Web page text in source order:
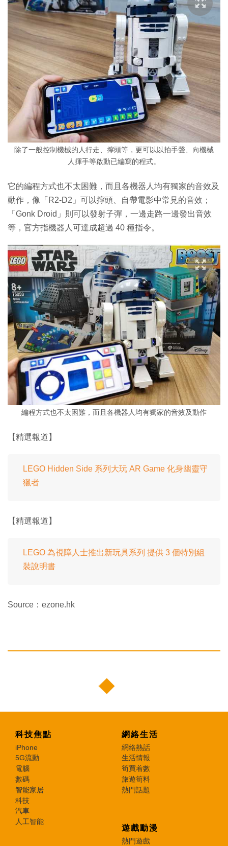
除了一般控制機械的人行走、擰頭等，更可以以拍手聲、向機械
人揮手等啟動已編寫的程式。
它的編程方式也不太困難，而且各機器人均有獨家的音效及
動作，像「R2-D2」可以擰頭、自帶電影中常見的音效；
「Gonk Droid」則可以發射子彈，一邊走路一邊發出音效
等，官方指機器人可達成超過 40 種指令。
編程方式也不太困難，而且各機器人均有獨家的音效及動作
【精選報道】
LEGO Hidden Side 系列大玩 AR Game 化身幽靈守
獵者
【精選報道】
LEGO 為視障人士推出新玩具系列 提供 3 個特別組
裝說明書
Source：ezone.hk
科技焦點
iPhone
5G流動
電腦
數碼
智能家居
科技
汽車
人工智能
網絡生活
網絡熱話
生活情報
筍買着數
旅遊筍料
熱門話題
遊戲動漫
熱門遊戲